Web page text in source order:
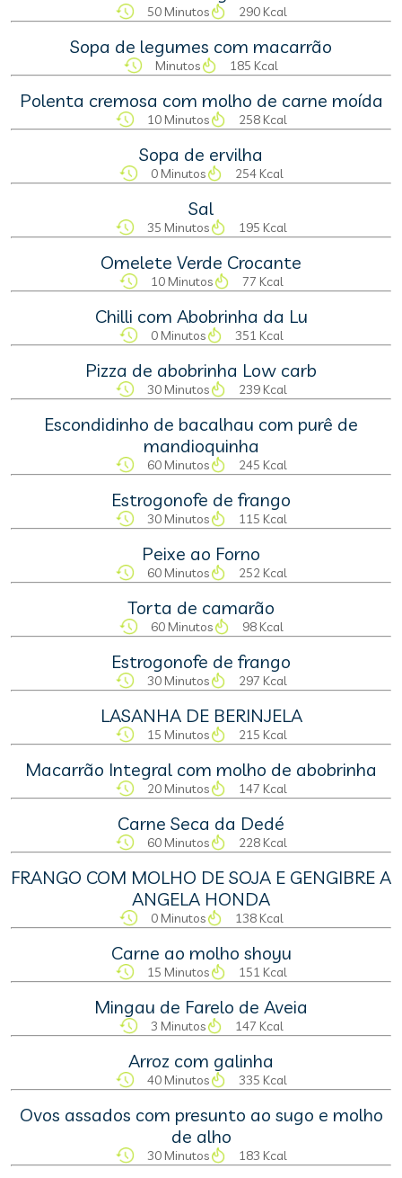
50 Minutos 290 Kcal
Sopa de legumes com macarrão
Minutos 185 Kcal
Polenta cremosa com molho de carne moída
10 Minutos 258 Kcal
Sopa de ervilha
0 Minutos 254 Kcal
Sal
35 Minutos 195 Kcal
Omelete Verde Crocante
10 Minutos 77 Kcal
Chilli com Abobrinha da Lu
0 Minutos 351 Kcal
Pizza de abobrinha Low carb
30 Minutos 239 Kcal
Escondidinho de bacalhau com purê de
mandioquinha
60 Minutos 245 Kcal
Estrogonofe de frango
30 Minutos 115 Kcal
Peixe ao Forno
60 Minutos 252 Kcal
Torta de camarão
60 Minutos 98 Kcal
Estrogonofe de frango
30 Minutos 297 Kcal
LASANHA DE BERINJELA
15 Minutos 215 Kcal
Macarrão Integral com molho de abobrinha
20 Minutos 147 Kcal
Carne Seca da Dedé
60 Minutos 228 Kcal
FRANGO COM MOLHO DE SOJA E GENGIBRE A
ANGELA HONDA
0 Minutos 138 Kcal
Carne ao molho shoyu
15 Minutos 151 Kcal
Mingau de Farelo de Aveia
3 Minutos 147 Kcal
Arroz com galinha
40 Minutos 335 Kcal
Ovos assados com presunto ao sugo e molho
de alho
30 Minutos 183 Kcal